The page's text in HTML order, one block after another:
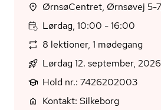
Lørdag, 10:00 - 16:00
8 lektioner, 1 mødegang
Lørdag 12. september, 2026
Hold nr.: 7426202003
Kontakt: Silkeborg